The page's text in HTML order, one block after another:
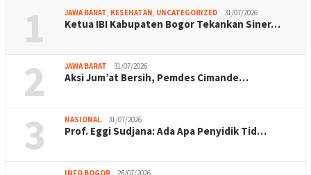
1 JAWA BARAT KESEHATAN UNCATEGORIZED 31/07/2026
Ketua IBI Kabupaten Bogor Tekankan Siner…
2 JAWA BARAT 31/07/2026
Aksi Jum’at Bersih, Pemdes Cimande…
3 NASIONAL 31/07/2026
Prof. Eggi Sudjana: Ada Apa Penyidik Tid…
INFO BOGOR 26/07/2026